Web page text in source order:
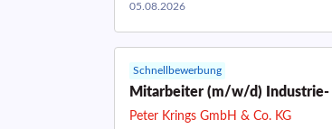
05.08.2026
Schnellbewerbung
Mitarbeiter (m/w/d) Industrie-
Peter Krings GmbH & Co. KG